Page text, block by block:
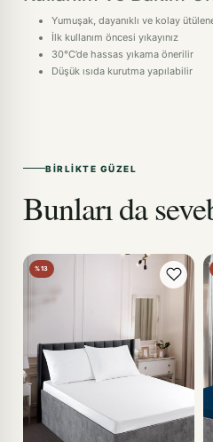
Yumuşak, dayanıklı ve kolay
İlk kullanım öncesi yıkayınız
30°C’de hassas yıkama önerilir
Düşük ısıda kurutma yapılabilir
BIRLIKTE GÜZEL
Bunları da
%13